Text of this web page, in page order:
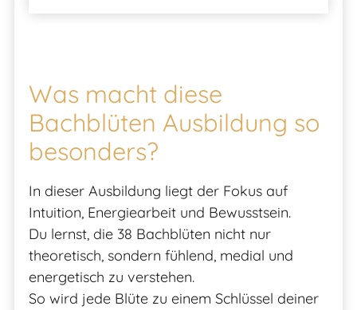
Was macht diese
Bachblüten Ausbildung so
besonders?
In dieser Ausbildung liegt der Fokus auf
Intuition, Energiearbeit und Bewusstsein.
Du lernst, die 38 Bachblüten nicht nur
theoretisch, sondern fühlend, medial und
energetisch zu verstehen.
So wird jede Blüte zu einem Schlüssel deiner